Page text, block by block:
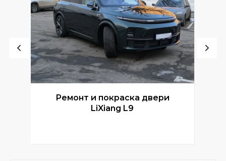
Ремонт и покраска двери
LiXiang L9